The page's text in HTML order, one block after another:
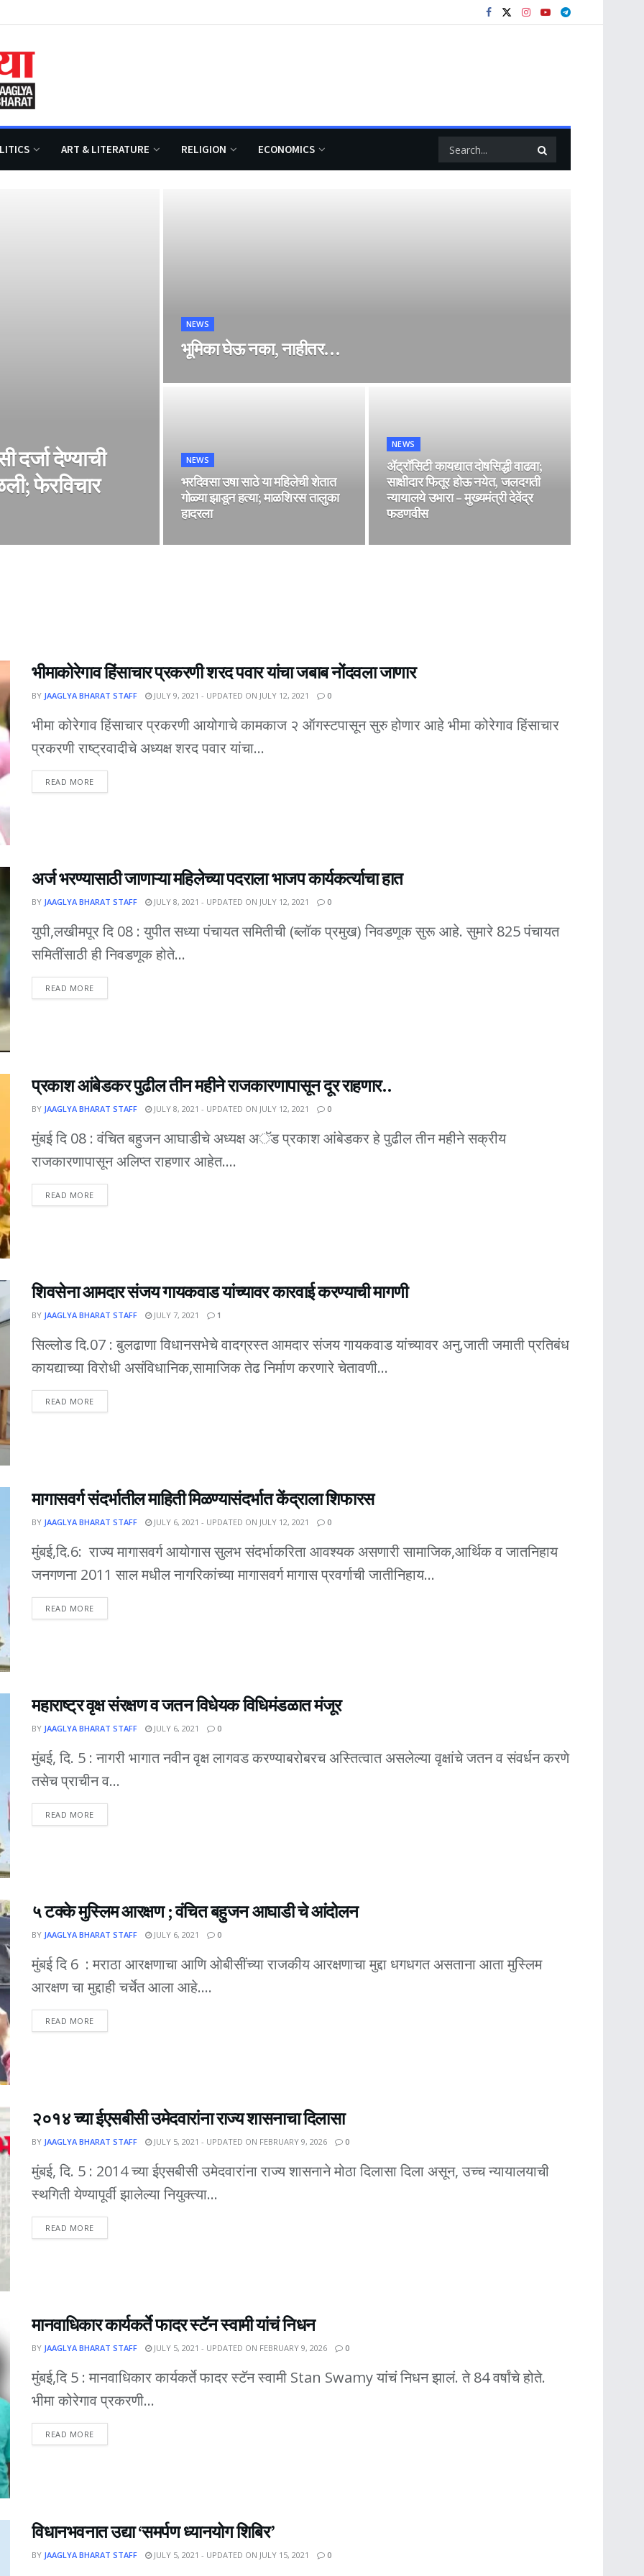
ART & LITERATURE RELIGION ECONOMICS
दर्जा देण्याची
फेरविचार
NEWS
भूमिका घेऊ नका, नाहीतर…
NEWS
भरदिवसा उषा साठे या महिलेची शेतात
गोळ्या झाडून हत्या; माळशिरस तालुका
हादरला
NEWS
ॲट्रॉसिटी कायद्यात दोषसिद्धी वाढवा;
साक्षीदार फितूर होऊ नयेत, जलदगती
न्यायालये उभारा – मुख्यमंत्री देवेंद्र
फडणवीस
भीमाकोरेगाव हिंसाचार प्रकरणी शरद पवार यांचा जबाब नोंदवला जाणार
BY JAAGLYA BHARAT STAFF JULY 9, 2021 - UPDATED ON JULY 12, 2021 0
भीमा कोरेगाव हिंसाचार प्रकरणी आयोगाचे कामकाज २ ऑगस्टपासून सुरु होणार आहे भीमा कोरेगाव हिंसाचार
प्रकरणी राष्ट्रवादीचे अध्यक्ष शरद पवार यांचा...
READ MOREDETAILS
अर्ज भरण्यासाठी जाणाऱ्या महिलेच्या पदराला भाजप कार्यकर्त्याचा हात
BY JAAGLYA BHARAT STAFF JULY 8, 2021 - UPDATED ON JULY 12, 2021 0
युपी,लखीमपूर दि 08 : युपीत सध्या पंचायत समितीची (ब्लॉक प्रमुख) निवडणूक सुरू आहे. सुमारे 825 पंचायत
समितींसाठी ही निवडणूक होते...
READ MOREDETAILS
प्रकाश आंबेडकर पुढील तीन महीने राजकारणापासून दूर राहणार..
BY JAAGLYA BHARAT STAFF JULY 8, 2021 - UPDATED ON JULY 12, 2021 0
मुंबई दि 08 : वंचित बहुजन आघाडीचे अध्यक्ष अॅड प्रकाश आंबेडकर हे पुढील तीन महीने सक्रीय
राजकारणापासून अलिप्त राहणार आहेत....
READ MOREDETAILS
शिवसेना आमदार संजय गायकवाड यांच्यावर कारवाई करण्याची मागणी
BY JAAGLYA BHARAT STAFF JULY 7, 2021 1
सिल्लोड दि.07 : बुलढाणा विधानसभेचे वादग्रस्त आमदार संजय गायकवाड यांच्यावर अनु.जाती जमाती प्रतिबंध
कायद्याच्या विरोधी असंविधानिक,सामाजिक तेढ निर्माण करणारे चेतावणी...
READ MOREDETAILS
मागासवर्ग संदर्भातील माहिती मिळण्यासंदर्भात केंद्राला शिफारस
BY JAAGLYA BHARAT STAFF JULY 6, 2021 - UPDATED ON JULY 12, 2021 0
मुंबई,दि.6: राज्य मागासवर्ग आयोगास सुलभ संदर्भाकरिता आवश्यक असणारी सामाजिक,आर्थिक व जातनिहाय
जनगणना 2011 साल मधील नागरिकांच्या मागासवर्ग मागास प्रवर्गाची जातीनिहाय...
READ MOREDETAILS
महाराष्ट्र वृक्ष संरक्षण व जतन विधेयक विधिमंडळात मंजूर
BY JAAGLYA BHARAT STAFF JULY 6, 2021 0
मुंबई, दि. 5 : नागरी भागात नवीन वृक्ष लागवड करण्याबरोबरच अस्तित्वात असलेल्या वृक्षांचे जतन व संवर्धन करणे
तसेच प्राचीन व...
READ MOREDETAILS
५ टक्के मुस्लिम आरक्षण ; वंचित बहुजन आघाडी चे आंदोलन
BY JAAGLYA BHARAT STAFF JULY 6, 2021 0
मुंबई दि 6 : मराठा आरक्षणाचा आणि ओबीसींच्या राजकीय आरक्षणाचा मुद्दा धगधगत असताना आता मुस्लिम
आरक्षण चा मुद्दाही चर्चेत आला आहे....
READ MOREDETAILS
२०१४ च्या ईएसबीसी उमेदवारांना राज्य शासनाचा दिलासा
BY JAAGLYA BHARAT STAFF JULY 5, 2021 - UPDATED ON FEBRUARY 9, 2026 0
मुंबई, दि. 5 : 2014 च्या ईएसबीसी उमेदवारांना राज्य शासनाने मोठा दिलासा दिला असून, उच्च न्यायालयाची
स्थगिती येण्यापूर्वी झालेल्या नियुक्त्या...
READ MOREDETAILS
मानवाधिकार कार्यकर्ते फादर स्टॅन स्वामी यांचं निधन
BY JAAGLYA BHARAT STAFF JULY 5, 2021 - UPDATED ON FEBRUARY 9, 2026 0
मुंबई,दि 5 : मानवाधिकार कार्यकर्ते फादर स्टॅन स्वामी Stan Swamy यांचं निधन झालं. ते 84 वर्षांचे होते.
भीमा कोरेगाव प्रकरणी...
READ MOREDETAILS
विधानभवनात उद्या ‘समर्पण ध्यानयोग शिबिर’
BY JAAGLYA BHARAT STAFF JULY 5, 2021 - UPDATED ON JULY 15, 2021 0